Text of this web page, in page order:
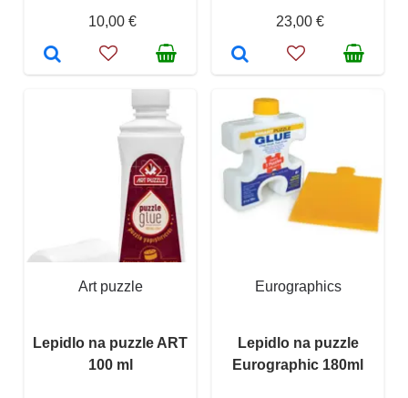
10,00 €
23,00 €
Art puzzle
Lepidlo na puzzle ART
100 ml
Eurographics
Lepidlo na puzzle
Eurographic 180ml